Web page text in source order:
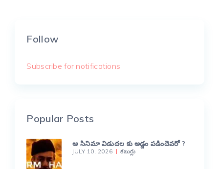
Follow
Subscribe for notifications
Popular Posts
ఆ సినిమా విడుదల కు అడ్డం పడిందెవరో ?
JULY 10, 2026 కబుర్లు